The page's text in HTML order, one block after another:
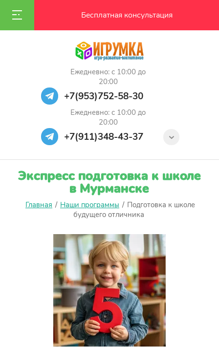
Ежедневно: с 10:00 до
20:00
+7(953)752-58-30
Ежедневно: с 10:00 до
20:00
+7(911)348-43-37
Экспресс подготовка к школе
в Мурманске
Главная / Наши программы / Подготовка к школе
будущего отличника
Бесплатная консультация